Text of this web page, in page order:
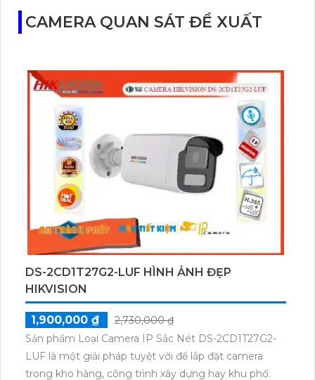
CAMERA QUAN SÁT ĐỀ XUẤT
DS-2CD1T27G2-LUF HÌNH ẢNH ĐẸP
HIKVISION
1,900,000 ₫
2,730,000 ₫
Sản phẩm Loại Camera IP Sắc Nét DS-2CD1T27G2-
LUF là một giải pháp tuyệt vời để lắp đặt camera
trong kho hàng, công trình xây dựng hay khu phố.